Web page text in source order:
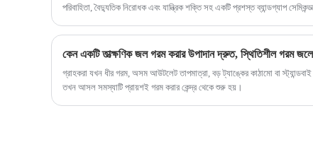
পরিবাহিতা, বৈদ্যুতিক নিরোধক এবং যান্ত্রিক শক্তি সহ একটি প্রশস্ত ব্যান্ডগ্যাপ
কেন একটি তাত্ক্ষণিক জল গরম করার উপাদান দ্রুত, স্থিতিশীল গরম
গ্রাহকরা যখন ধীর গরম, অসম আউটলেট তাপমাত্রা, বড় ট্যাঙ্কের কাঠামো বা
তখন আসল সমস্যাটি প্রায়শই গরম করার কেন্দ্র থেকে শুরু হয়।